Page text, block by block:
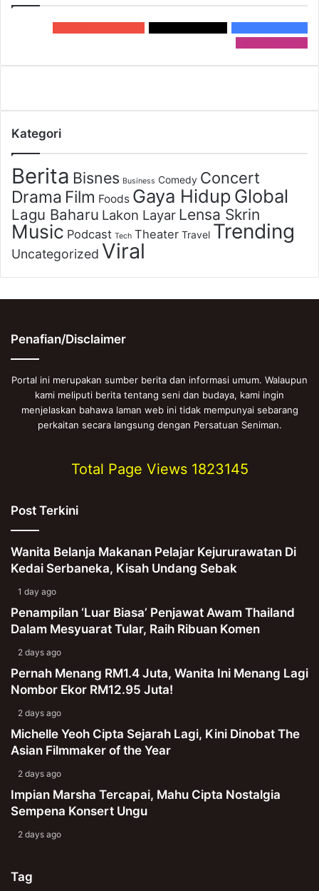
Kategori
Berita Bisnes Business Comedy Concert
Drama Film Foods Gaya HidupGlobal
Lagu Baharu Lakon Layar Lensa Skrin
Music Podcast Tech Theater Travel Trending
Uncategorized Viral
Penafian/Disclaimer
Portal ini merupakan sumber berita dan informasi umum. Walaupun
kami meliputi berita tentang seni dan budaya, kami ingin
menjelaskan bahawa laman web ini tidak mempunyai sebarang
perkaitan secara langsung dengan Persatuan Seniman.
Total Page Views 1823145
Post Terkini
Wanita Belanja Makanan Pelajar Kejururawatan Di
Kedai Serbaneka, Kisah Undang Sebak
1 day ago
Penampilan ‘Luar Biasa’ Penjawat Awam Thailand
Dalam Mesyuarat Tular, Raih Ribuan Komen
2 days ago
Pernah Menang RM1.4 Juta, Wanita Ini Menang Lagi
Nombor Ekor RM12.95 Juta!
2 days ago
Michelle Yeoh Cipta Sejarah Lagi, Kini Dinobat The
Asian Filmmaker of the Year
2 days ago
Impian Marsha Tercapai, Mahu Cipta Nostalgia
Sempena Konsert Ungu
2 days ago
Tag